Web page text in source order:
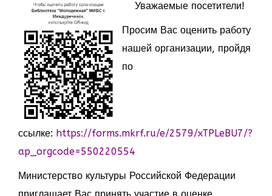
Уважаемые посетители!
Просим Вас оценить работу
нашей организации, пройдя
по
ссылке: https://forms.mkrf.ru/e/2579/xTPLeBU7/?
ap_orgcode=550220554
Министерство культуры Российской Федерации